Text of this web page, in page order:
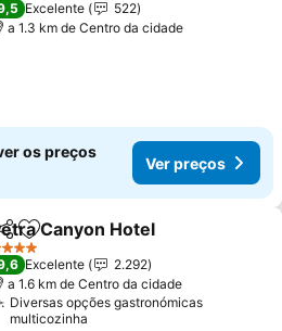
Excelente
522
a 1.3 km de Centro da cidade
os preços
Ver preços
Adicionar aos favoritos
Canyon Hotel
Excelente
2.292
a 1.6 km de Centro da cidade
Diversas opções gastronómicas
multicozinha